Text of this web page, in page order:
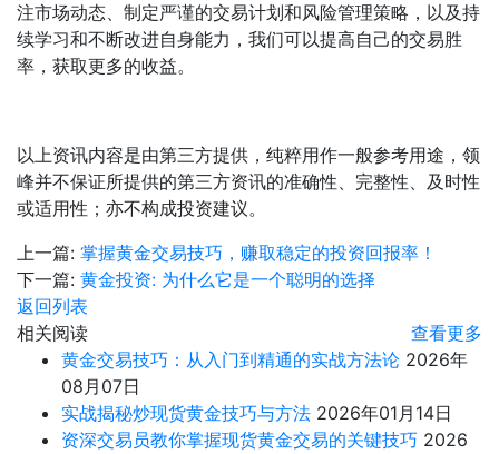
注市场动态、制定严谨的交易计划和风险管理策略，以及持
续学习和不断改进自身能力，我们可以提高自己的交易胜
率，获取更多的收益。
以上资讯内容是由第三方提供，纯粹用作一般参考用途，领
峰并不保证所提供的第三方资讯的准确性、完整性、及时性
或适用性；亦不构成投资建议。
上一篇: 掌握黄金交易技巧，赚取稳定的投资回报率！
下一篇: 黄金投资: 为什么它是一个聪明的选择
返回列表
相关阅读
查看更多
​黄金交易技巧：从入门到精通的实战方法论 2026年
08月07日
实战揭秘炒现货黄金技巧与方法 2026年01月14日
资深交易员教你掌握现货黄金交易的关键技巧 2026